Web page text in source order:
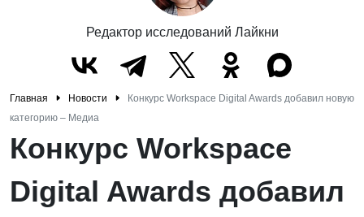
Редактор исследований Лайкни
Главная Новости
Конкурс Workspace Digital Awards добавил новую
категорию – Медиа
Конкурс Workspace
Digital Awards добавил